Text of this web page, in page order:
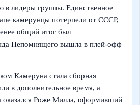
в лидеры группы. Единственное
камерунцы потерпели от СССР,
общий итог был
Непомнящего вышла в плей-офф
Камеруна стала сборная
в дополнительное время, а
оказался Роже Милла, оформивший